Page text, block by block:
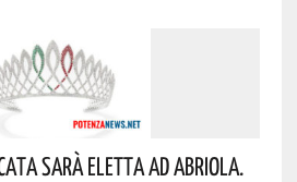
Sarà Eletta Ad Abriola.